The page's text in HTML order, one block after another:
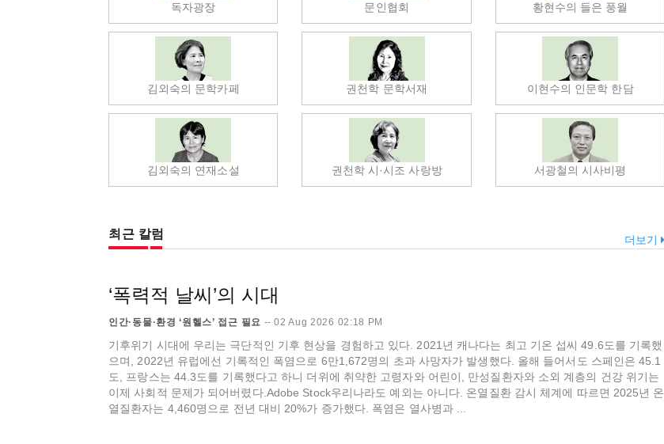
독자광장 문인협회 황현수의 들은 풍월
김외숙의 문학카페 권천학 문학서재 이현수의 인문학 한담
김외숙의 연재소설 권천학 시·시조 사랑방 서광철의 시사비평
최근 칼럼 더보기
‘폭력적 날씨’의 시대
인간·동물·환경 ‘원헬스’ 접근 필요 -- 02 Aug 2026 02:18 PM
기후위기 시대에 우리는 극단적인 기후 현상을 경험하고 있다. 2021년 캐나다는 최고 기온 섭씨 49.6도를 기록했
으며, 2022년 유럽에선 기록적인 폭염으로 6만1,672명의 초과 사망자가 발생했다. 올해 들어서도 스페인은 45.1
도, 프랑스는 44.3도를 기록했다고 하니 더위에 취약한 고령자와 어린이, 만성질환자와 소외 계층의 건강 위기는
이제 사회적 문제가 되어버렸다.Adobe Stock우리나라도 예외는 아니다. 온열질환 감시 체계에 따르면 2025년 온
열질환자는 4,460명으로 전년 대비 20%가 증가했다. 폭염은 열사병과 ...